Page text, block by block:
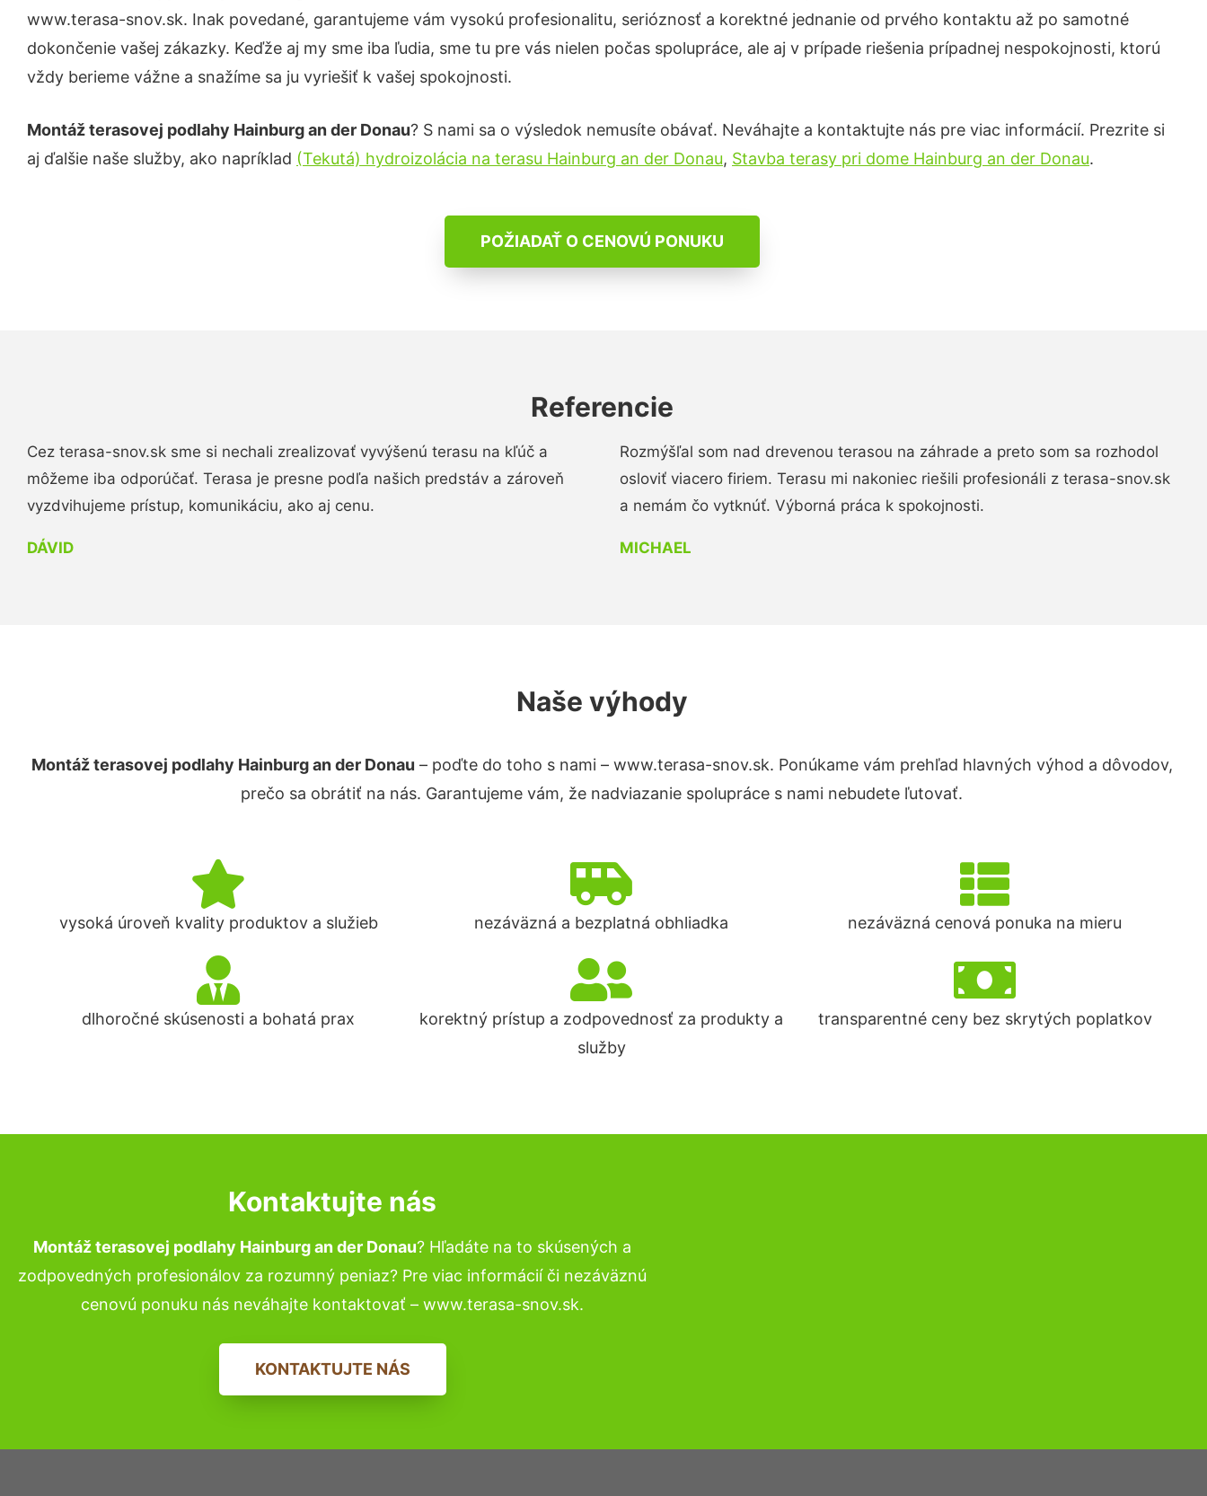
www.terasa-snov.sk. Inak povedané, garantujeme vám vysokú profesionalitu, serióznosť a korektné jednanie od prvého kontaktu až po samotné
dokončenie vašej zákazky. Keďže aj my sme iba ľudia, sme tu pre vás nielen počas spolupráce, ale aj v prípade riešenia prípadnej nespokojnosti, ktorú
vždy berieme vážne a snažíme sa ju vyriešiť k vašej spokojnosti.
Montáž terasovej podlahy Hainburg an der Donau? S nami sa o výsledok nemusíte obávať. Neváhajte a kontaktujte nás pre viac informácií. Prezrite si
aj ďalšie naše služby, ako napríklad (Tekutá) hydroizolácia na terasu Hainburg an der Donau, Stavba terasy pri dome Hainburg an der Donau.
POŽIADAŤ O CENOVÚ PONUKU
Referencie
Cez terasa-snov.sk sme si nechali zrealizovať vyvýšenú terasu na kľúč a
môžeme iba odporúčať. Terasa je presne podľa našich predstáv a zároveň
vyzdvihujeme prístup, komunikáciu, ako aj cenu.
DÁVID
Rozmýšľal som nad drevenou terasou na záhrade a preto som sa rozhodol
osloviť viacero firiem. Terasu mi nakoniec riešili profesionáli z terasa-snov.sk
a nemám čo vytknúť. Výborná práca k spokojnosti.
MICHAEL
Naše výhody
Montáž terasovej podlahy Hainburg an der Donau – poďte do toho s nami – www.terasa-snov.sk. Ponúkame vám prehľad hlavných výhod a dôvodov,
prečo sa obrátiť na nás. Garantujeme vám, že nadviazanie spolupráce s nami nebudete ľutovať.
vysoká úroveň kvality produktov a služieb nezáväzná a bezplatná obhliadka nezáväzná cenová ponuka na mieru
dlhoročné skúsenosti a bohatá prax
korektný prístup a zodpovednosť za produkty a
služby
transparentné ceny bez skrytých poplatkov
Kontaktujte nás
Montáž terasovej podlahy Hainburg an der Donau? Hľadáte na to skúsených a
zodpovedných profesionálov za rozumný peniaz? Pre viac informácií či nezáväznú
cenovú ponuku nás neváhajte kontaktovať – www.terasa-snov.sk.
KONTAKTUJTE NÁS